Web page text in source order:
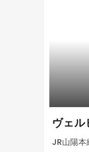
ヴェル
JR山陽